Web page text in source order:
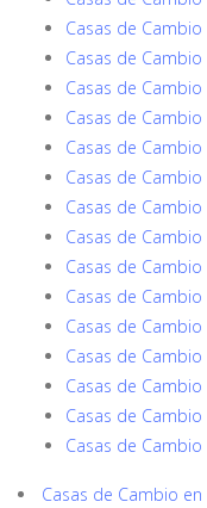
Casas de
Casas de
Casas de Cambio
Casas de
Casas de
Casas de
Casas de
Casas de
Casas de
Casas de
Casas de
Casas de
Casas de
Casas de
Casas de
Casas de Cambio